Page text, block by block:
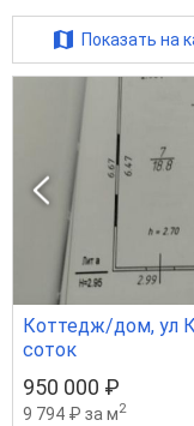
Показать на
Коттедж/дом, ул
соток
950 000 ₽
9 794 ₽ за м2